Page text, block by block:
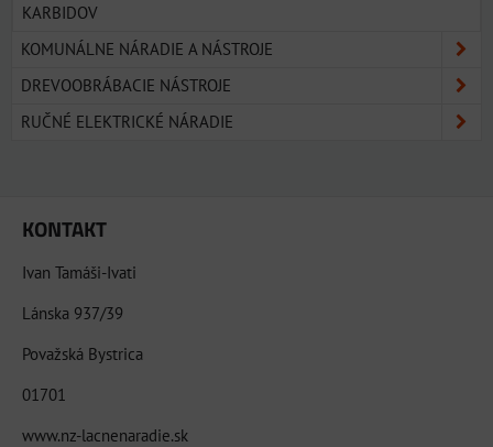
KARBIDOV
KOMUNÁLNE NÁRADIE A NÁSTROJE
DREVOOBRÁBACIE NÁSTROJE
RUČNÉ ELEKTRICKÉ NÁRADIE
KONTAKT
Ivan Tamáši-Ivati
Lánska 937/39
Považská Bystrica
01701
www.nz-lacnenaradie.sk